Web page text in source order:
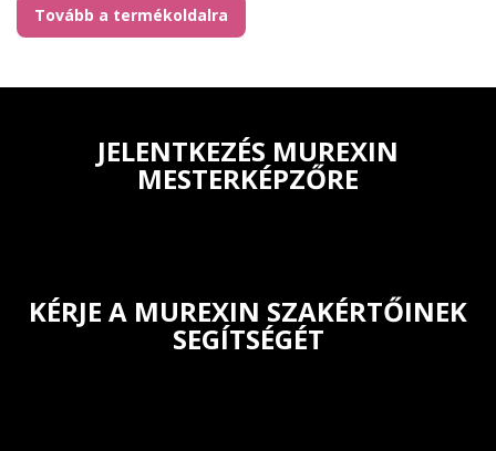
Tovább a termékoldalra
JELENTKEZÉS MUREXIN
MESTERKÉPZŐRE
KÉRJE A MUREXIN SZAKÉRTŐINEK
SEGÍTSÉGÉT